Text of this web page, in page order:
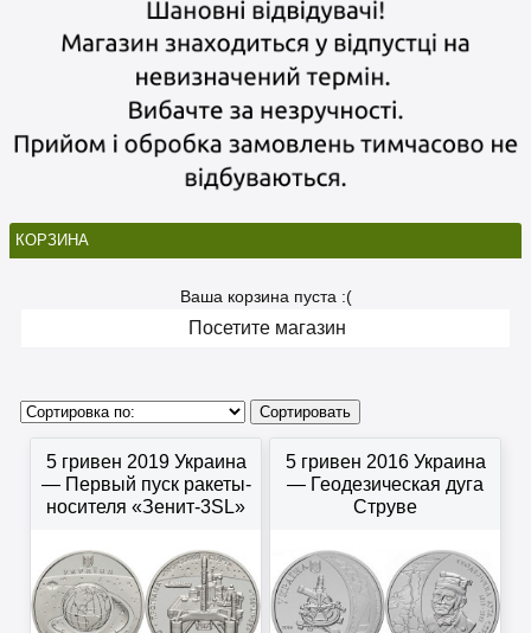
КОРЗИНА
Ваша корзина пуста :(
Посетите магазин
5 гривен 2019 Украина
— Первый пуск ракеты-
носителя «Зенит-3SL»
5 гривен 2016 Украина
— Геодезическая дуга
Струве